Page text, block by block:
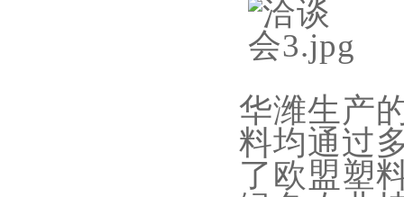
华潍生产
料均通过
了欧盟塑